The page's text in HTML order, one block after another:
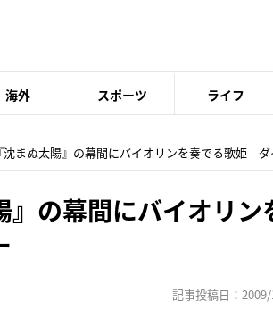
海外 スポーツ ライフ
沈まぬ太陽』の幕間にバイオリンを奏でる歌姫
』の幕間にバイオリ
記事投稿日：